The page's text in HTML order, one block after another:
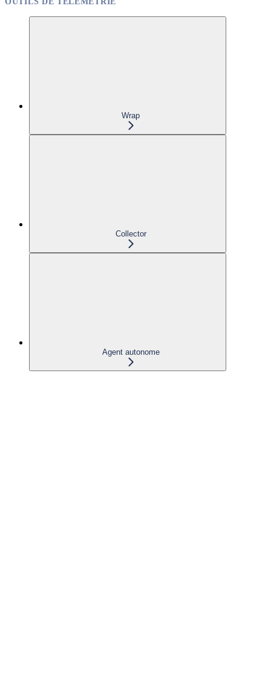
Wrap
Collector
Agent autonome